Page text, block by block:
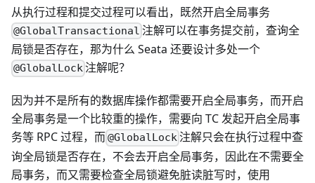
从执行过程和提交过程可以看出，既然开启全局事务
@GlobalTransactional 注解可以在事务提交前，查询全
局锁是否存在，那为什么 Seata 还要设计多处一个
@GlobalLock注解呢？
因为并不是所有的数据库操作都需要开启全局事务，而开启
全局事务是一个比较重的操作，需要向 TC 发起开启全局事
务等 RPC 过程，而@GlobalLock注解只会在执行过程中查
询全局锁是否存在，不会去开启全局事务，因此在不需要全
局事务，而又需要检查全局锁避免脏读脏写时，使用